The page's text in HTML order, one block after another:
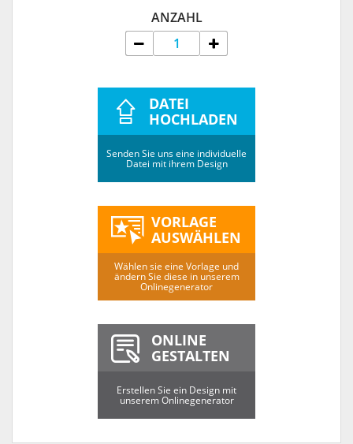
ANZAHL
DATEI
HOCHLADEN
Senden Sie uns eine individuelle
Datei mit ihrem Design
VORLAGE
AUSWÄHLEN
Wählen sie eine Vorlage und
ändern Sie diese in unserem
Onlinegenerator
ONLINE
GESTALTEN
Erstellen Sie ein Design mit
unserem Onlinegenerator